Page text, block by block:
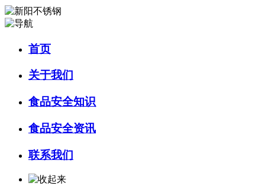
首页
关于我们
食品安全知识
食品安全资讯
联系我们